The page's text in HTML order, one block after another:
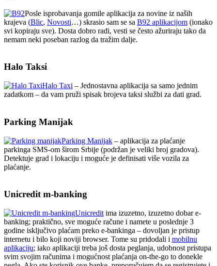
Posle isprobavanja gomile aplikacija za novine iz naših
krajeva (Blic, Novosti…) skrasio sam se sa B92 aplikacijom (ionako
svi kopiraju sve). Dosta dobro radi, vesti se često ažuriraju tako da
nemam neki poseban razlog da tražim dalje.
Halo Taksi
Halo Taxi – Jednostavna aplikacija sa samo jednim
zadatkom – da vam pruži spisak brojeva taksi službi za dati grad.
Parking Manijak
Parking Manijak – aplikacija za plaćanje
parkinga SMS-om širom Srbije (podržan je veliki broj gradova).
Detektuje grad i lokaciju i moguće je definisati više vozila za
plaćanje.
Unicredit m-banking
Unicredit ima izuzetno, izuzetno dobar e-
banking; praktično, sve moguće račune i namete u poslednje 3
godine isključivo plaćam preko e-bankinga – dovoljan je pristup
internetu i bilo koji noviji browser. Tome su pridodali i mobilnu
aplikaciju; iako aplikaciji treba još dosta peglanja, udobnost pristupa
svim svojim računima i mogućnost plaćanja on-the-go to donekle